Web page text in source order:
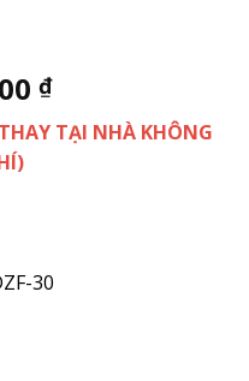
₫
TẠI NHÀ KHÔNG
30